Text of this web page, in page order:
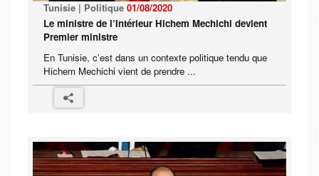
Tunisie | Politique 01/08/2020
Le ministre de l’Intérieur Hichem Mechichi devient
Premier ministre
En Tunisie, c’est dans un contexte politique tendu que
Hichem Mechichi vient de prendre ...